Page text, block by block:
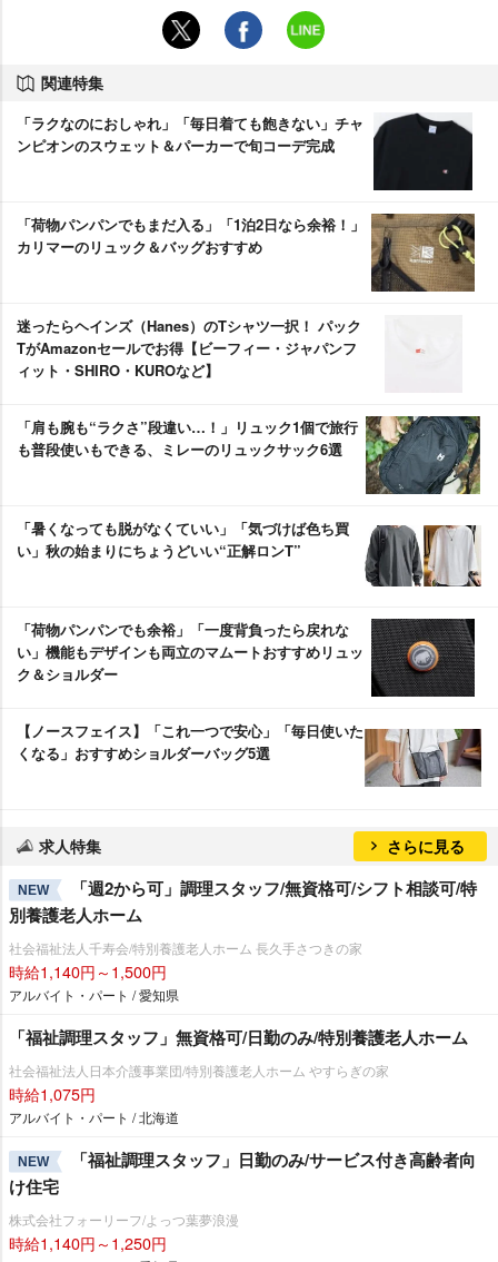
関連特集
「ラクなのにおしゃれ」「毎日着ても飽きない」チャ
ンピオンのスウェット＆パーカーで旬コーデ完成
「荷物パンパンでもまだ入る」「1泊2日なら余裕！」
カリマーのリュック＆バッグおすすめ
迷ったらヘインズ（Hanes）のTシャツ一択！ パック
TがAmazonセールでお得【ビーフィー・ジャパンフ
ィット・SHIRO・KUROなど】
「肩も腕も“ラクさ”段違い…！」リュック1個で旅行
も普段使いもできる、ミレーのリュックサック6選
「暑くなっても脱がなくていい」「気づけば色ち買
い」秋の始まりにちょうどいい“正解ロンT”
「荷物パンパンでも余裕」「一度背負ったら戻れな
い」機能もデザインも両立のマムートおすすめリュッ
ク＆ショルダー
【ノースフェイス】「これ一つで安心」「毎日使いた
くなる」おすすめショルダーバッグ5選
求人特集 さらに見る
NEW
「週2から可」調理スタッフ/無資格可/シフト相談可/特
別養護老人ホーム
社会福祉法人千寿会/特別養護老人ホーム 長久手さつきの家
時給1,140円～1,500円
アルバイト・パート / 愛知県
「福祉調理スタッフ」無資格可/日勤のみ/特別養護老人ホーム
社会福祉法人日本介護事業団/特別養護老人ホーム やすらぎの家
時給1,075円
アルバイト・パート / 北海道
NEW
「福祉調理スタッフ」日勤のみ/サービス付き高齢者向
け住宅
株式会社フォーリーフ/よっつ葉夢浪漫
時給1,140円～1,250円